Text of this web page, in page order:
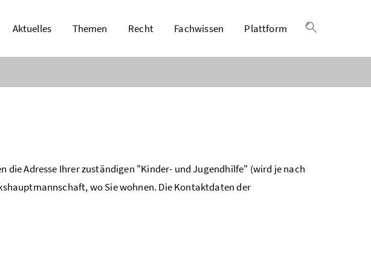
Aktuelles Themen Recht Fachwissen
Plattform
die Adresse Ihrer zuständigen "Kinder- und Jugendhilfe" (wird je nach
wo Sie wohnen. Die Kontaktdaten der